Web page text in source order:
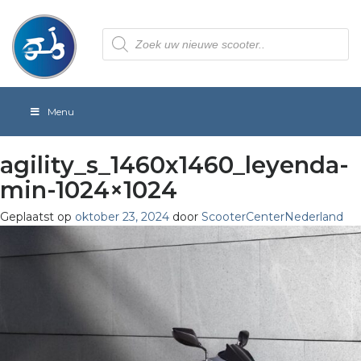
Producten
zoeken
Menu
agility_s_1460x1460_leyenda-
min-1024×1024
Geplaatst op oktober 23, 2024 door ScooterCenterNederland